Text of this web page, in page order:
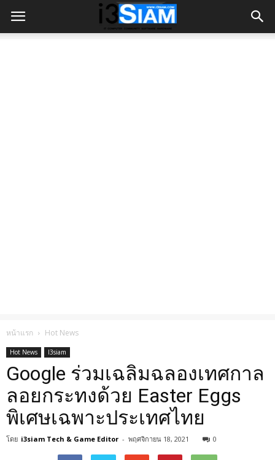
หน้าแรก Hot News
Hot News I3siam
Google ร่วมเฉลิมฉลองเทศกาล
ลอยกระทงด้วย Easter Eggs
พิเศษเฉพาะประเทศไทย
โดย i3siam Tech & Game Editor - พฤศจิกายน 18, 2021 0